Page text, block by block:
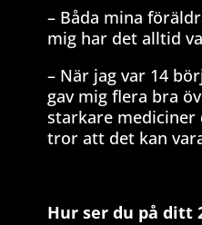
– Båda mina
mig har det alltid
– När jag var 14
gav mig flera bra
starkare mediciner
tror att det kan
Hur ser du på ditt